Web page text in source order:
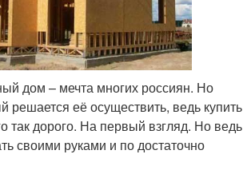
дом – мечта многих россиян. Но
решается её осуществить, ведь купить
так дорого. На первый взгляд. Но ведь
своими руками и по достаточно